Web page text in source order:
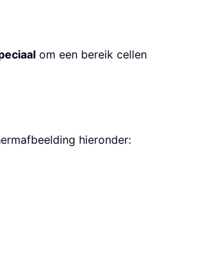
om een bereik cellen
hieronder: